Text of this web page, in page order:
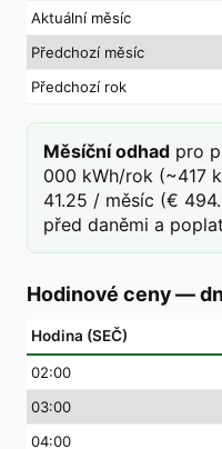
Aktuální měsíc
Předchozí měsíc
Předchozí rok
Měsíční odhad pro
000 kWh/rok (~417
41.25 / měsíc (€
před daněmi a
Hodinové ceny —
Hodina (SEČ)
02:00
03:00
04:00